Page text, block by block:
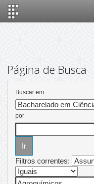
Página de Busca
Buscar em:
por
Filtros correntes: